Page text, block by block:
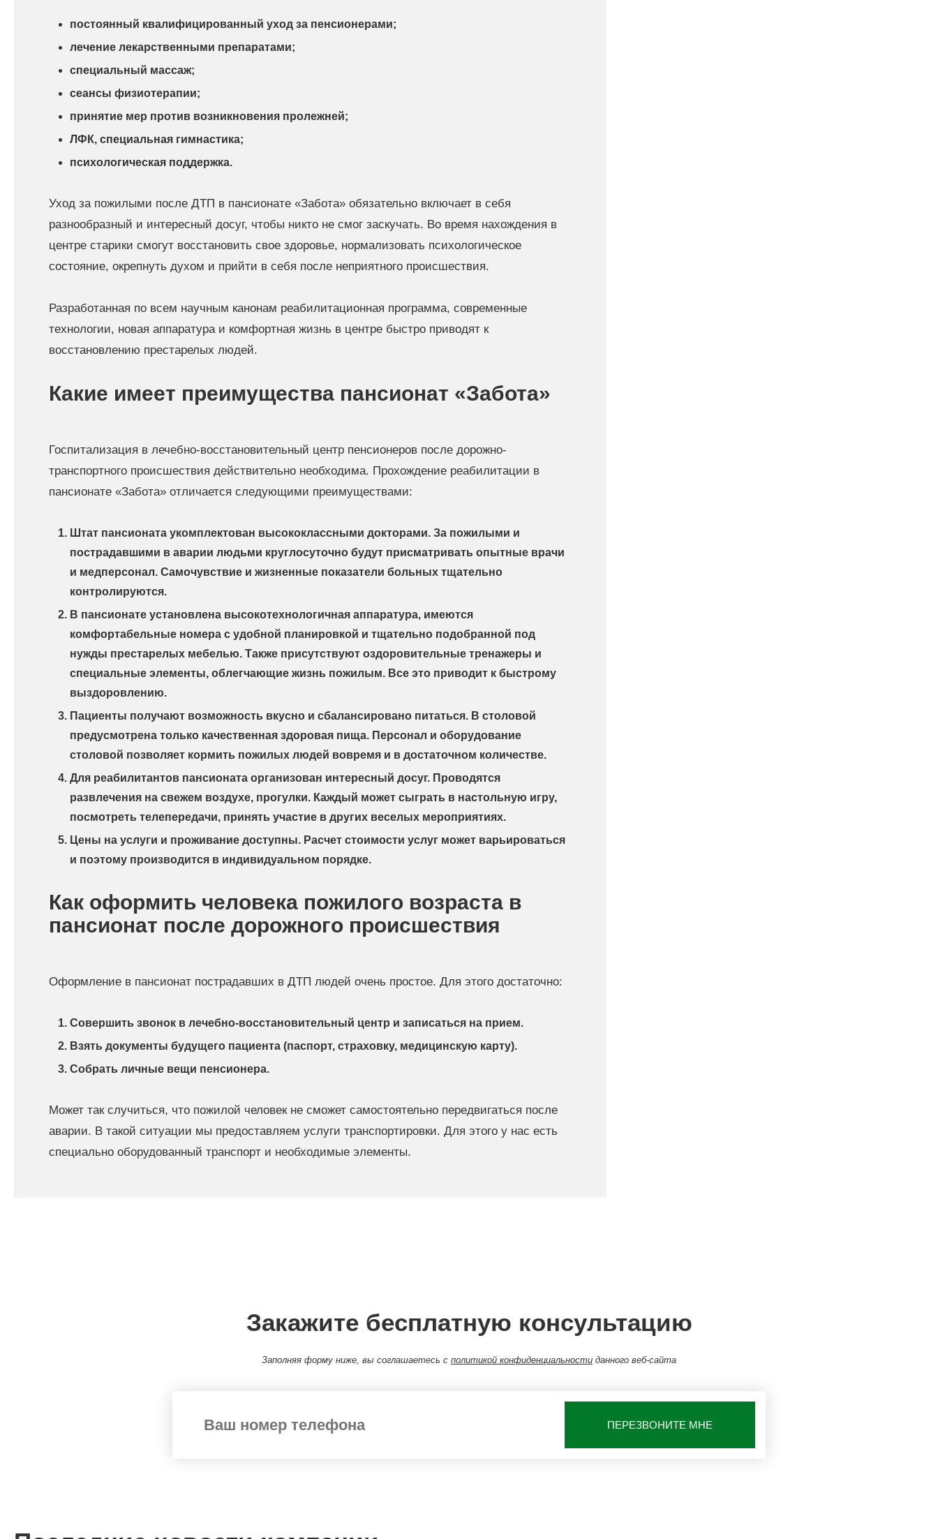
постоянный квалифицированный уход за пенсионерами;
лечение лекарственными препаратами;
специальный массаж;
сеансы физиотерапии;
принятие мер против возникновения пролежней;
ЛФК, специальная гимнастика;
психологическая поддержка.
Уход за пожилыми после ДТП в пансионате «Забота» обязательно включает в себя
разнообразный и интересный досуг, чтобы никто не смог заскучать. Во время нахождения в
центре старики смогут восстановить свое здоровье, нормализовать психологическое
состояние, окрепнуть духом и прийти в себя после неприятного происшествия.
Разработанная по всем научным канонам реабилитационная программа, современные
технологии, новая аппаратура и комфортная жизнь в центре быстро приводят к
восстановлению престарелых людей.
Какие имеет преимущества пансионат «Забота»
Госпитализация в лечебно-восстановительный центр пенсионеров после дорожно-
транспортного происшествия действительно необходима. Прохождение реабилитации в
пансионате «Забота» отличается следующими преимуществами:
Штат пансионата укомплектован высококлассными докторами. За пожилыми и
пострадавшими в аварии людьми круглосуточно будут присматривать опытные врачи
и медперсонал. Самочувствие и жизненные показатели больных тщательно
контролируются.
В пансионате установлена высокотехнологичная аппаратура, имеются
комфортабельные номера с удобной планировкой и тщательно подобранной под
нужды престарелых мебелью. Также присутствуют оздоровительные тренажеры и
специальные элементы, облегчающие жизнь пожилым. Все это приводит к быстрому
выздоровлению.
Пациенты получают возможность вкусно и сбалансировано питаться. В столовой
предусмотрена только качественная здоровая пища. Персонал и оборудование
столовой позволяет кормить пожилых людей вовремя и в достаточном количестве.
Для реабилитантов пансионата организован интересный досуг. Проводятся
развлечения на свежем воздухе, прогулки. Каждый может сыграть в настольную игру,
посмотреть телепередачи, принять участие в других веселых мероприятиях.
Цены на услуги и проживание доступны. Расчет стоимости услуг может варьироваться
и поэтому производится в индивидуальном порядке.
Как оформить человека пожилого возраста в
пансионат после дорожного происшествия
Оформление в пансионат пострадавших в ДТП людей очень простое. Для этого достаточно:
Совершить звонок в лечебно-восстановительный центр и записаться на прием.
Взять документы будущего пациента (паспорт, страховку, медицинскую карту).
Собрать личные вещи пенсионера.
Может так случиться, что пожилой человек не сможет самостоятельно передвигаться после
аварии. В такой ситуации мы предоставляем услуги транспортировки. Для этого у нас есть
специально оборудованный транспорт и необходимые элементы.
Закажите бесплатную консультацию
Заполняя форму ниже, вы соглашаетесь с политикой конфиденциальности данного веб-сайта
ПЕРЕЗВОНИТЕ МНЕ